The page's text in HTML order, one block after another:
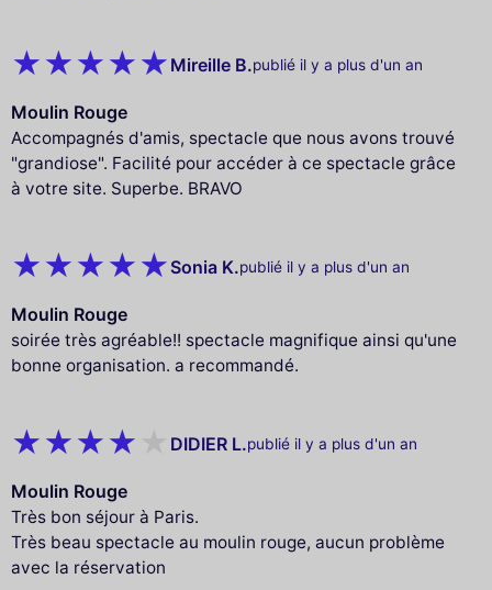
Mireille B.publié il y a plus d'un an
Moulin Rouge
Accompagnés d'amis, spectacle que nous avons trouvé
"grandiose". Facilité pour accéder à ce spectacle grâce
à votre site. Superbe. BRAVO
Sonia K.publié il y a plus d'un an
Moulin Rouge
soirée très agréable!! spectacle magnifique ainsi qu'une
bonne organisation. a recommandé.
DIDIER L.publié il y a plus d'un an
Moulin Rouge
Très bon séjour à Paris.
Très beau spectacle au moulin rouge, aucun problème
avec la réservation